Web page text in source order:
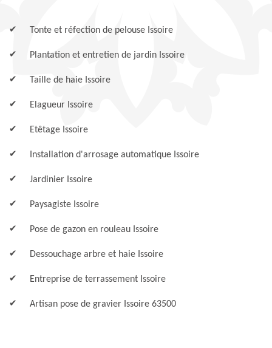
Tonte et réfection de pelouse Issoire
Plantation et entretien de jardin Issoire
Taille de haie Issoire
Elagueur Issoire
Etêtage Issoire
Installation d'arrosage automatique Issoire
Jardinier Issoire
Paysagiste Issoire
Pose de gazon en rouleau Issoire
Dessouchage arbre et haie Issoire
Entreprise de terrassement Issoire
Artisan pose de gravier Issoire 63500